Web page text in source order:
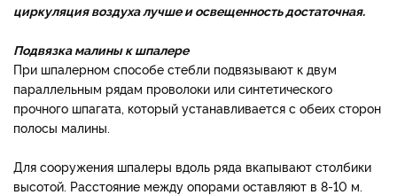
циркуляция воздуха лучше и освещенность достаточная.
Подвязка малины к шпалере
При шпалерном способе стебли подвязывают к двум
параллельным рядам проволоки или синтетического
прочного шпагата, который устанавливается с обеих сторон
полосы малины.
Для сооружения шпалеры вдоль ряда вкапывают столбики
высотой. Расстояние между опорами оставляют в 8-10 м.